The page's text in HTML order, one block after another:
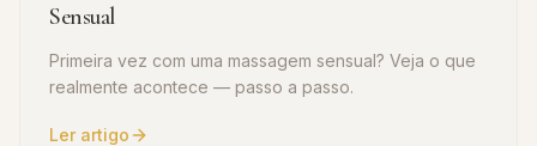
Sensual
Primeira vez com uma massagem sensual? Veja o que
realmente acontece — passo a passo.
Ler artigo